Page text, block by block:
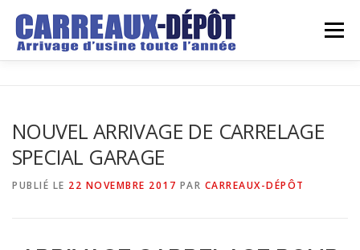
contenu
Menu
ARRIVAGES DEVIS
NOUVEL ARRIVAGE DE CARRELAGE
SPECIAL GARAGE
PUBLIÉ LE 22 NOVEMBRE 2017 PAR CARREAUX-DÉPÔT